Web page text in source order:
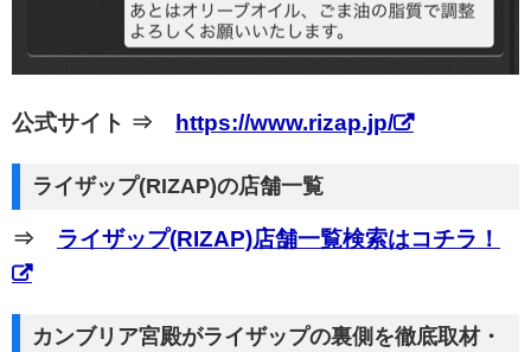
公式サイト ⇒ https://www.rizap.jp/
ライザップ(RIZAP)の店舗一覧
⇒ ライザップ(RIZAP)店舗一覧検索はコチラ！
カンブリア宮殿がライザップの裏側を徹底取材・